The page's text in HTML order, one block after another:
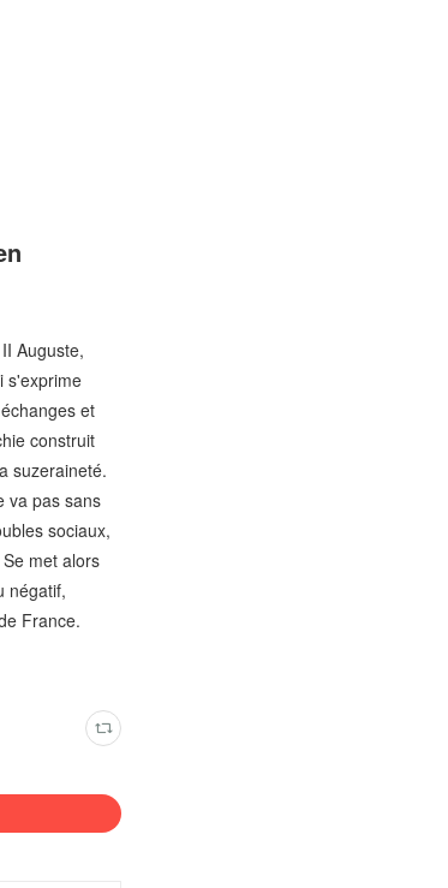
Auguste,
s'exprime
et
construit
suzeraineté.
va pas sans
sociaux,
met alors
négatif,
France.